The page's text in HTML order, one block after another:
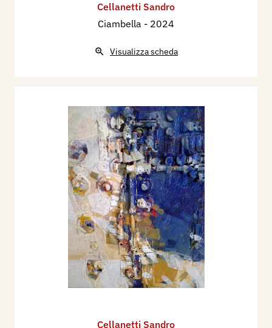
Cellanetti Sandro
Ciambella - 2024
Visualizza scheda
Cellanetti Sandro